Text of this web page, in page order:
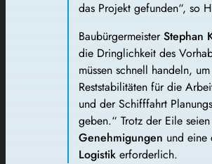
das Projekt gefunden“, so
BaubürgermeisterStephan
die Dringlichkeit des
müssen schnell handeln, um
Reststabilitäten für die
und der Schifffahrt
geben.“ Trotz der Eile
Genehmigungen und eine
Logistik erforderlich.